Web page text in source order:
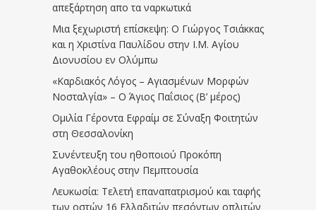
απεξάρτηση απο τα ναρκωτικά
Μια ξεχωριστή επίσκεψη: Ο Γιώργος Τσιάκκας
και η Χριστίνα Παυλίδου στην Ι.Μ. Αγίου
Διονυσίου εν Ολύμπω
«Καρδιακός Λόγος – Αγιασμένων Μορφών
Νοσταλγία» – Ο Άγιος Παΐσιος (Β’ μέρος)
Ομιλία Γέροντα Εφραίμ σε Σύναξη Φοιτητών
στη Θεσσαλονίκη
Συνέντευξη του ηθοποιού Προκόπη
Αγαθοκλέους στην Πεμπτουσία
Λευκωσία: Τελετή επαναπατρισμού και ταφής
των οστών 16 Ελλαδιτών πεσόντων οπλιτών